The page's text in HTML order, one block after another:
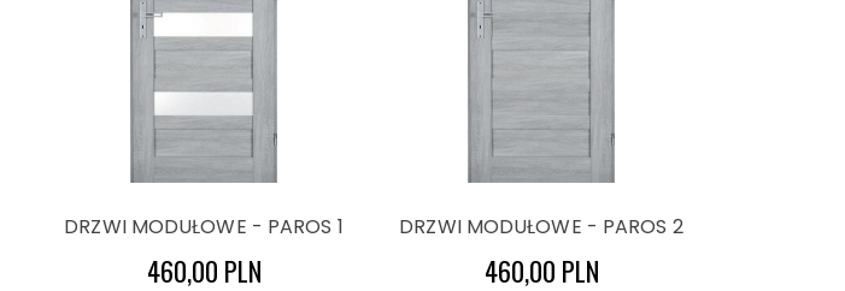
DRZWI MODUŁOWE - PAROS 1
460,00 PLN
DRZWI MODUŁOWE - PAROS 2
460,00 PLN